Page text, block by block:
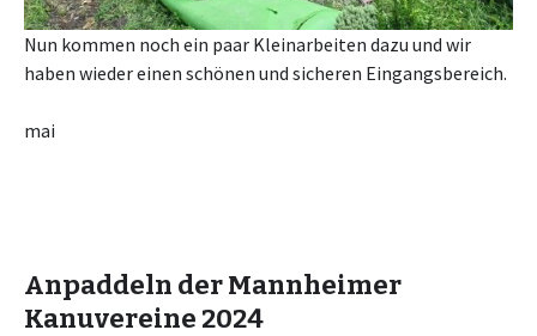
Nun kommen noch ein paar Kleinarbeiten dazu und wir
haben wieder einen schönen und sicheren Eingangsbereich.
mai
Anpaddeln der Mannheimer
Kanuvereine 2024